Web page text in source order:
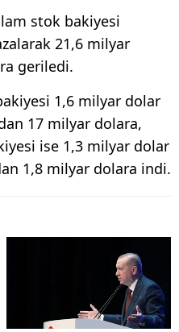
stok bakiyesi
21,6 milyar
geriledi.
1,6 milyar dolar
17 milyar dolara,
ise 1,3 milyar dolar
1,8 milyar dolara indi.